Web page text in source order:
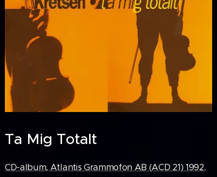
Ta Mig Totalt
CD-album, Atlantis Grammofon AB (ACD 21) 1992.